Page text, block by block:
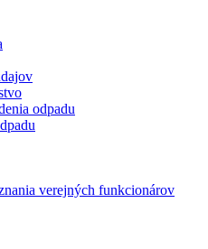
odpadu
verejných funkcionárov